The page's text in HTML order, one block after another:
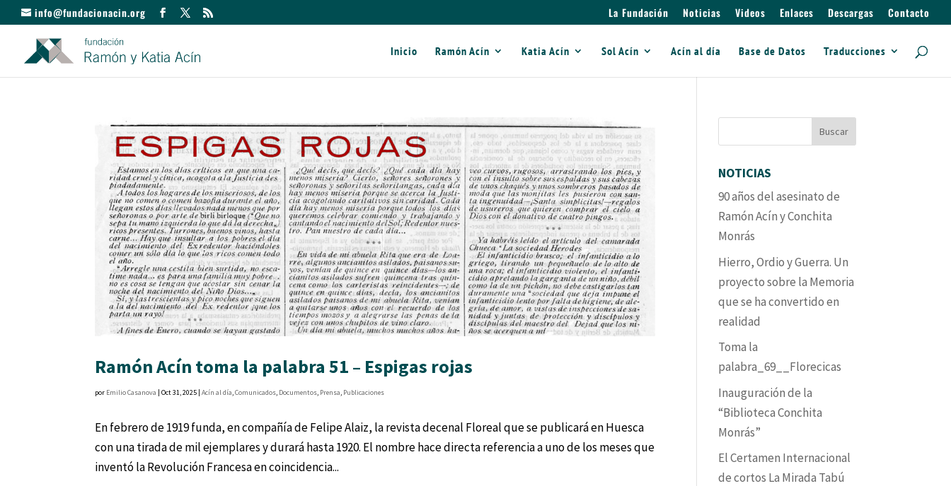
info@fundacionacin.org La Fundación Noticias Videos Enlaces Descargas Contacto
Inicio Ramón Acín Katia Acín Sol Acín Acín al día Base de Datos Traducciones
Ramón Acín toma la palabra 51 – Espigas rojas
por Emilio Casanova |Oct 31, 2025 |Acín al día,Comunicados, Documentos, Prensa, Publicaciones
En febrero de 1919 funda, en compañía de Felipe Alaiz, la revista decenal Floreal que se publicará en Huesca
con una tirada de mil ejemplares y durará hasta 1920. El nombre hace directa referencia a uno de los meses que
inventó la Revolución Francesa en coincidencia...
NOTICIAS
90 años del asesinato de
Ramón Acín y Conchita
Monrás
Hierro, Ordio y Guerra. Un
proyecto sobre la Memoria
que se ha convertido en
realidad
Toma la
palabra_69__Florecicas
Inauguración de la
“Biblioteca Conchita
Monrás”
El Certamen Internacional
de cortos La Mirada Tabú